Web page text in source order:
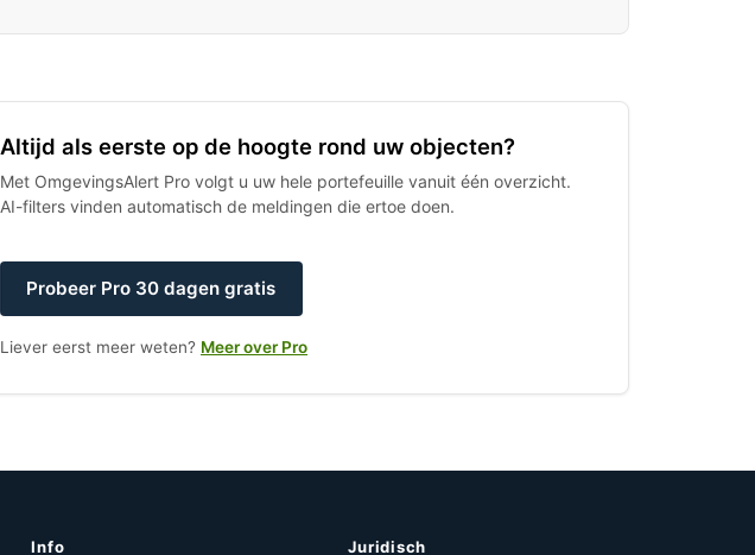
Altijd als eerste op de hoogte rond uw objecten?
Met OmgevingsAlert Pro volgt u uw hele portefeuille vanuit één overzicht.
AI-filters vinden automatisch de meldingen die ertoe doen.
Probeer Pro 30 dagen gratis
Liever eerst meer weten? Meer over Pro
Info Juridisch